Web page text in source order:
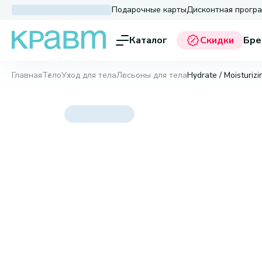
Подарочные картыДисконтная
Каталог Скидки
ГлавнаяТелоУход для телаЛосьоны для телаHydrate /